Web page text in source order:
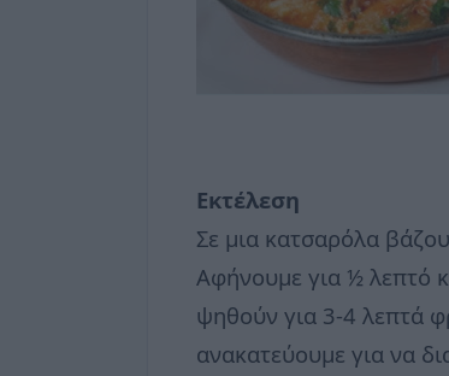
Εκτέλεση
Σε μια κατσαρόλα
Αφήνουμε για ½ λεπτό
ψηθούν για 3-4 λεπτά
ανακατεύουμε για να